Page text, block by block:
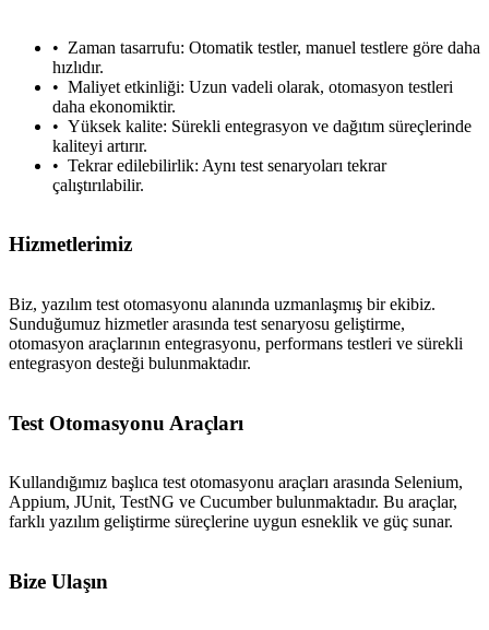
Zaman tasarrufu: Otomatik testler, manuel testlere göre daha
hızlıdır.
Maliyet etkinliği: Uzun vadeli olarak, otomasyon testleri
daha ekonomiktir.
Yüksek kalite: Sürekli entegrasyon ve dağıtım süreçlerinde
kaliteyi artırır.
Tekrar edilebilirlik: Aynı test senaryoları tekrar
çalıştırılabilir.
Hizmetlerimiz
Biz, yazılım test otomasyonu alanında uzmanlaşmış bir ekibiz.
Sunduğumuz hizmetler arasında test senaryosu geliştirme,
otomasyon araçlarının entegrasyonu, performans testleri ve sürekli
entegrasyon desteği bulunmaktadır.
Test Otomasyonu Araçları
Kullandığımız başlıca test otomasyonu araçları arasında Selenium,
Appium, JUnit, TestNG ve Cucumber bulunmaktadır. Bu araçlar,
farklı yazılım geliştirme süreçlerine uygun esneklik ve güç sunar.
Bize Ulaşın